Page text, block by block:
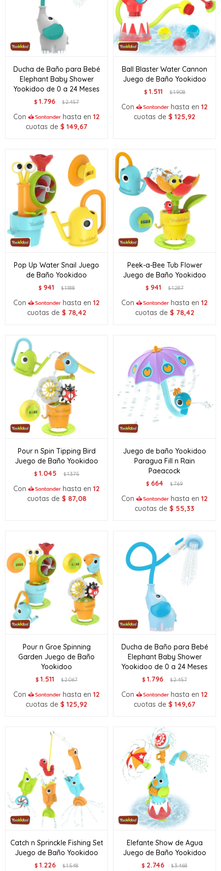
Ducha de Baño para Bebé
Elephant Baby Shower
Yookidoo de 0 a 24 Meses
$ 1.796 $2.457
Con hasta en 12
cuotas de $ 149,67
Ball Blaster Water Cannon
Juego de Baño Yookidoo
$ 1.511 $1.908
Con hasta en 12
cuotas de $ 125,92
Pop Up Water Snail Juego
de Baño Yookidoo
$ 941 $1.188
Con hasta en 12
cuotas de $ 78,42
Peek-a-Bee Tub Flower
Juego de Baño Yookidoo
$ 941 $1.287
Con hasta en 12
cuotas de $ 78,42
Pour n Spin Tipping Bird
Juego de Baño Yookidoo
$ 1.045 $1.375
Con hasta en 12
cuotas de $ 87,08
Juego de baño Yookidoo
Paragua Fill n Rain
Paeacock
$ 664 $769
Con hasta en 12
cuotas de $ 55,33
Pour n Groe Spinning
Garden Juego de Baño
Yookidoo
$ 1.511 $2.067
Con hasta en 12
cuotas de $ 125,92
Ducha de Baño para Bebé
Elephant Baby Shower
Yookidoo de 0 a 24 Meses
$ 1.796 $2.457
Con hasta en 12
cuotas de $ 149,67
Catch n Sprinckle Fishing Set
Juego de Baño Yookidoo
$ 1.226 $1.548
Elefante Show de Agua
Juego de Baño Yookidoo
$ 2.746 $3.468